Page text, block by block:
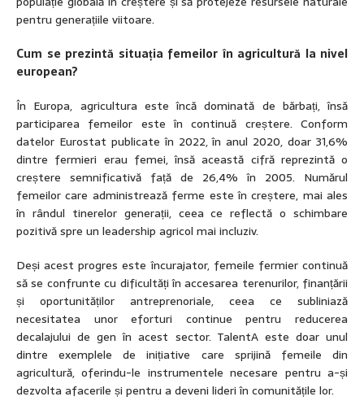
pentru generațiile viitoare.
Cum se prezintă situația femeilor în agricultură la nivel
european?
În Europa, agricultura este încă dominată de bărbați, însă
participarea femeilor este în continuă creștere. Conform
datelor Eurostat publicate în 2022, în anul 2020, doar 31,6%
dintre fermieri erau femei, însă această cifră reprezintă o
creștere semnificativă față de 26,4% în 2005. Numărul
femeilor care administrează ferme este în creștere, mai ales
în rândul tinerelor generații, ceea ce reflectă o schimbare
pozitivă spre un leadership agricol mai incluziv.
Deși acest progres este încurajator, femeile fermier continuă
să se confrunte cu dificultăți în accesarea terenurilor, finanțării
și oportunităților antreprenoriale, ceea ce subliniază
necesitatea unor eforturi continue pentru reducerea
decalajului de gen în acest sector. TalentA este doar unul
dintre exemplele de inițiative care sprijină femeile din
agricultură, oferindu-le instrumentele necesare pentru a-și
dezvolta afacerile și pentru a deveni lideri în comunitățile lor.